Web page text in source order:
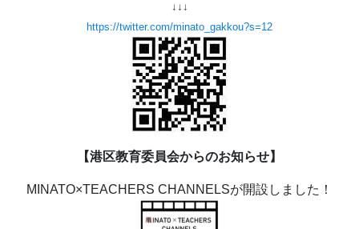
↓↓↓
https://twitter.com/minato_gakkou?s=12
【港区教育委員会からのお知らせ】
MINATO×TEACHERS CHANNELSが開設しました！